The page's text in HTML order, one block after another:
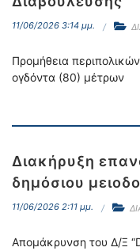
11/06/2026 3:14 μμ.
Προμήθεια
ογδόντα (80) μέτρων
Διακήρυξη
δημόσιου
11/06/2026 2:11 μμ.
Απομάκρυνση του Δ/Ξ